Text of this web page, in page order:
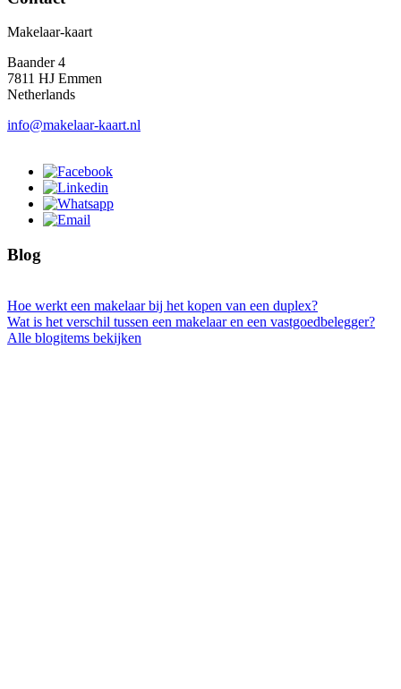
Makelaar-kaart
Baander 4
7811 HJ Emmen
Netherlands
info@makelaar-kaart.nl
Blog
Hoe werkt een makelaar bij het kopen van een duplex?
Wat is het verschil tussen een makelaar en een vastgoedbelegger?
Alle blogitems bekijken